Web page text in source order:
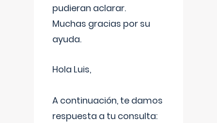
pudieran aclarar.
Muchas gracias por su
ayuda.
Hola Luis,
A continuación, te damos
respuesta a tu consulta: